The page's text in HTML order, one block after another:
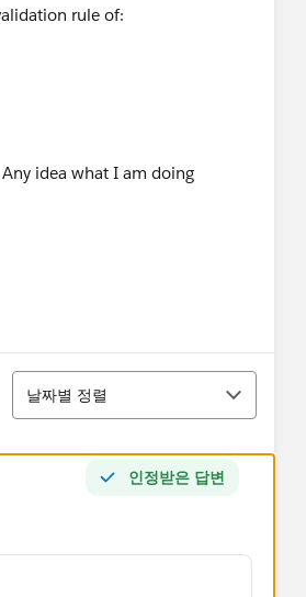
rule of:
idea what I am doing
정렬
날짜별 정렬
인정받은 답변